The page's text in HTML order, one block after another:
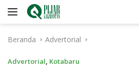
Langsung
Beranda
Advertorial
Advertorial, Kotabaru